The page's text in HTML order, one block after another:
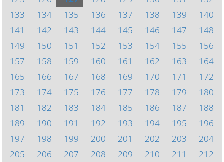
133
134 135 136 137 138 139
140
141
142 143 144 145 146 147
148
149
150 151 152 153 154 155
156
157
158 159 160 161 162 163
164
165
166 167 168 169 170 171
172
173
174 175 176 177 178 179
180
181
182 183 184 185 186 187
188
189
190 191 192 193 194 195
196
197
198 199 200 201 202 203
204
205
206 207 208 209 210 211
212